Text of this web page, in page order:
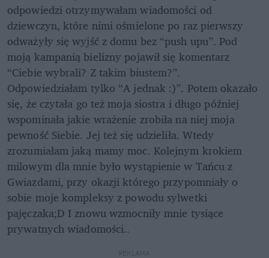
odpowiedzi otrzymywałam wiadomości od
dziewczyn, które nimi ośmielone po raz pierwszy
odważyły się wyjść z domu bez “push upu”. Pod
moją kampanią bielizny pojawił się komentarz
“Ciebie wybrali? Z takim biustem?”.
Odpowiedziałam tylko “A jednak :)”. Potem okazało
się, że czytała go też moja siostra i długo później
wspominała jakie wrażenie zrobiła na niej moja
pewność Siebie. Jej też się udzieliła. Wtedy
zrozumiałam jaką mamy moc. Kolejnym krokiem
milowym dla mnie było wystąpienie w Tańcu z
Gwiazdami, przy okazji którego przypomniały o
sobie moje kompleksy z powodu sylwetki
pajęczaka;D I znowu wzmocniły mnie tysiące
prywatnych wiadomości..
REKLAMA